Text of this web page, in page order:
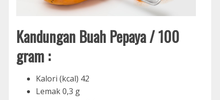
Kandungan Buah Pepaya / 100
gram :
Kalori (kcal) 42
Lemak 0,3 g